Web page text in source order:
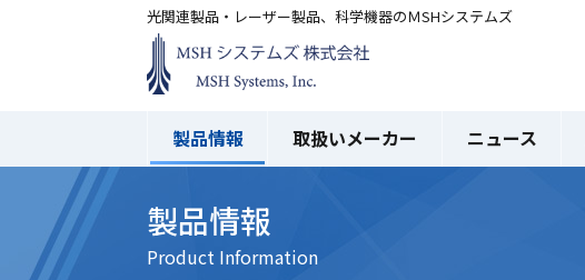
光関連製品・レーザー製品、科学機器のＭSHシステムズ
製品情報 取扱いメーカー ニュース
製品情報